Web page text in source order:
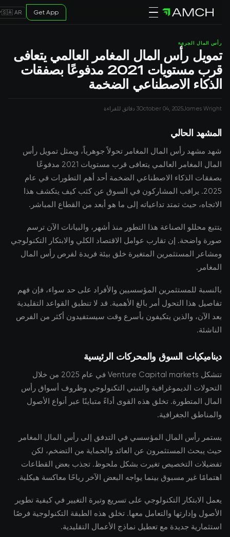
🇸🇦 AR Get App
رأس المال الجريء
تمويل رأس المال المغامر العالمي يتعافى
قرب مستويات 2021 مدفوعًا بصفقات
الذكاء الاصطناعي الضخمة
James Wright
October 04, 20253 دقائق للقراءة
المشهد الحالي
شهد مشهد رأس المال المغامر تحولاً جوهرياً، ويمثل تمويل رأس
المال المغامر العالمي يتعافى قرب مستويات 2021 مدفوعًا
بصفقات الذكاء الاصطناعي الضخمة أحد أهم التطورات في عام
2025. يراقب المشاركون في السوق عن كثب كيف يتكشف هذا
الاتجاه، حيث تمتد تداعياته إلى ما هو أبعد من القطاع المباشر.
يتتبع محللو الصناعة هذا التطور منذ أشهر، والبيانات الآن ترسم
صورة واضحة. إن تقارب عوامل الاقتصاد الكلي والابتكار التكنولوجي
ومشاعر المستثمرين المتغيرة خلق بيئة فريدة لفرص رأس المال
المغامر.
بالنسبة للمستثمرين المؤسسيين والأفراد على حد سواء، فإن فهم
تفاصيل هذا التحول أمر بالغ الأهمية. قد لا تنطبق القواعد التقليدية
بعد الآن، والذين يتكيفون بأسرع وقت سيستفيدون أكثر من الفرص
الناشئة.
ديناميكيات السوق والمحركات الرئيسية
تتشكل Venture Capital markets في عام 2025 من خلال
التحولات الديموغرافية والتبني التكنولوجي وظروف أسواق رأس
المال المتطورة. تخلق هذه القوى أداءً متباينًا عبر أنواع الأصول
والمناطق الجغرافية.
يستمر رأس المال المؤسسي في التدفق إلى رأس المال المغامر
حيث يبحث المستثمرون عن العائد والحماية من التضخم، لكن
تفضيلات التخصيص تغيرت بشكل ملحوظ. تجذب بعض القطاعات
اهتمامًا غير مسبوق بينما يواجه البعض الآخر رياحًا معاكسة هيكلية.
يعمل الابتكار التكنولوجي على تسريع وتيرة التغيير في كيفية تطوير
الأصول وإدارتها والتعامل معها. تخلق هذه الطبقة التكنولوجية فرصًا
استثمارية جديدة مع تعطيل نماذج الأعمال التقليدية.